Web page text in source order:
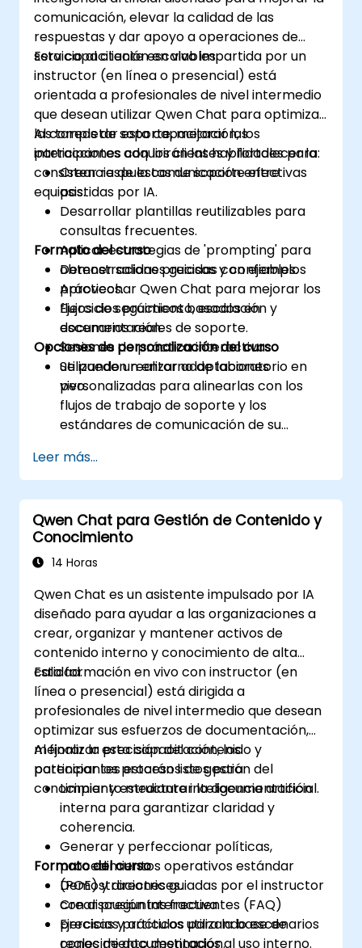
comunicación, elevar la calidad de las
respuestas y dar apoyo a operaciones de
servicio al cliente escalables.
Esta capacitación en vivo impartida por un
instructor (en línea o presencial) está
orientada a profesionales de nivel intermedio
que desean utilizar Qwen Chat para optimizar
las tareas de soporte, mejorar las
interacciones con los clientes y fortalecer la
consistencia de la comunicación entre
equipos.
Al completar esta capacitación, los
participantes adquirirán las habilidades para:
Crear respuestas de soporte efectivas
asistidas por IA.
Desarrollar plantillas reutilizables para
consultas frecuentes.
Aplicar estrategias de 'prompting' para
obtener salidas precisas y confiables.
Aprovechar Qwen Chat para mejorar los
flujos de seguimiento, escalación y
documentación.
Formato del curso
Demostraciones guiadas con ejemplos
prácticos.
Ejercicios prácticos basados en
escenarios reales de soporte.
Sesiones de práctica interactivas
utilizando un entorno de laboratorio en
vivo.
Opciones de personalización del curso
Se pueden realizar adaptaciones
personalizadas para alinearlas con los
flujos de trabajo de soporte y los
estándares de comunicación de su
Leer más...
Qwen Chat para Gestión de Contenido y
Conocimiento
14 Horas
Qwen Chat es un asistente impulsado por IA
diseñado para ayudar a las organizaciones a
crear, organizar y mantener activos de
contenido interno y conocimiento de alta
calidad.
Esta formación en vivo con instructor (en
línea o presencial) está dirigida a
profesionales de nivel intermedio que desean
optimizar sus esfuerzos de documentación,
mejorar la precisión del contenido y
potenciar los procesos de gestión del
conocimiento mediante inteligencia artificial.
Al finalizar esta capacitación, los
participantes estarán listos para:
Limpiar y estructurar la documentación
interna para garantizar claridad y
coherencia.
Generar y perfeccionar políticas,
procedimientos operativos estándar
(POE) y directrices.
Crear preguntas frecuentes (FAQ)
precisas y artículos para la base de
conocimiento destinados al uso interno.
Formato del curso
Demostraciones guiadas por el instructor
con discusión interactiva.
Ejercicios prácticos utilizando escenarios
reales de documentación.